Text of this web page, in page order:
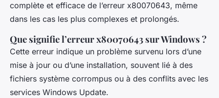
complète et efficace de l’erreur x80070643, même
dans les cas les plus complexes et prolongés.
Que signifie l’erreur x80070643 sur Windows ?
Cette erreur indique un problème survenu lors d’une
mise à jour ou d’une installation, souvent lié à des
fichiers système corrompus ou à des conflits avec les
services Windows Update.